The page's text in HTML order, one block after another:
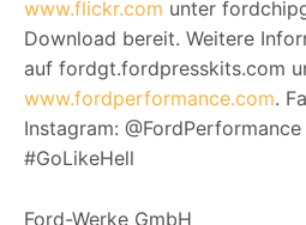
www.flickr.com unter
Download bereit. Weitere
auf fordgt.fordpresskits.com
www.fordperformance.com.
Instagram: @FordPerformance
#GoLikeHell
Ford-Werke GmbH